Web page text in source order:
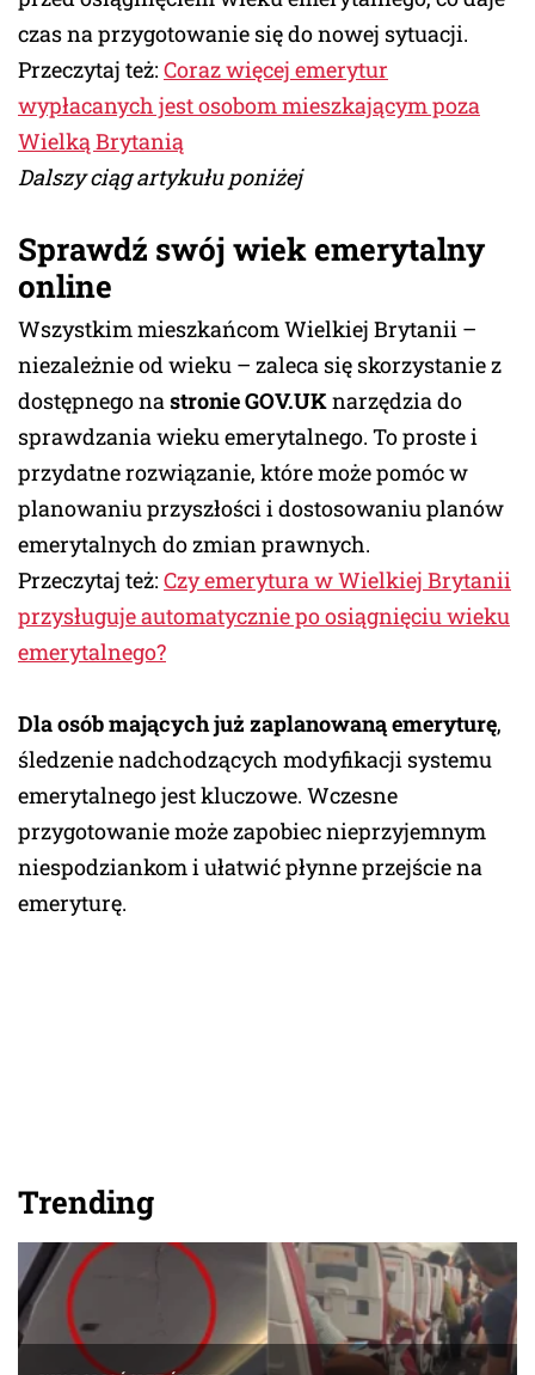
czas na przygotowanie się do nowej sytuacji.
Przeczytaj też: Coraz więcej emerytur
wypłacanych jest osobom mieszkającym poza
Wielką Brytanią
Dalszy ciąg artykułu poniżej
Sprawdź swój wiek emerytalny
online
Wszystkim mieszkańcom Wielkiej Brytanii –
niezależnie od wieku – zaleca się skorzystanie z
dostępnego nastronie GOV.UKnarzędzia do
sprawdzania wieku emerytalnego. To proste i
przydatne rozwiązanie, które może pomóc w
planowaniu przyszłości i dostosowaniu planów
emerytalnych do zmian prawnych.
Przeczytaj też: Czy emerytura w Wielkiej Brytanii
przysługuje automatycznie po osiągnięciu wieku
emerytalnego?
Dla osób mających już zaplanowaną emeryturę,
śledzenie nadchodzących modyfikacji systemu
emerytalnego jest kluczowe. Wczesne
przygotowanie może zapobiec nieprzyjemnym
niespodziankom i ułatwić płynne przejście na
emeryturę.
Trending